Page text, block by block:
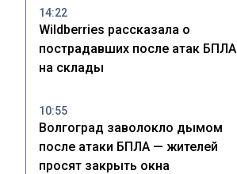
14:22
Wildberries рассказала о
пострадавших после атак БПЛА
на склады
10:55
Волгоград заволокло дымом
после атаки БПЛА — жителей
просят закрыть окна